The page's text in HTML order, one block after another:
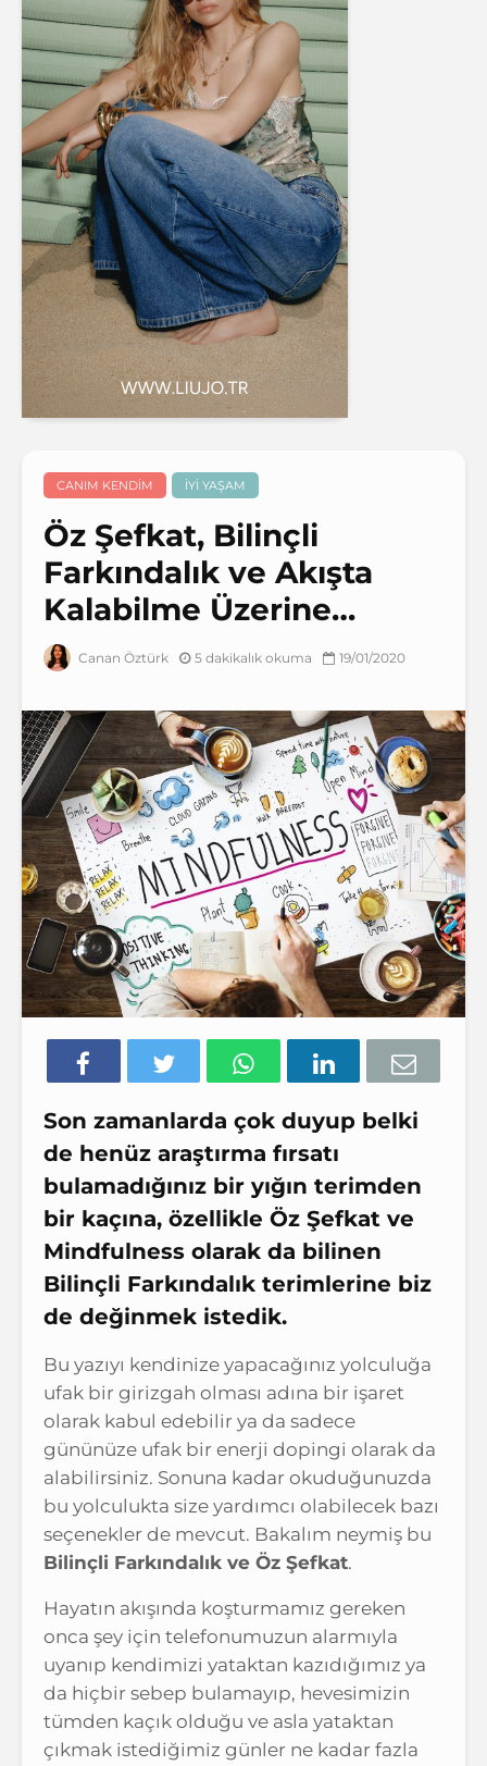
CANIM KENDIM İYI YAŞAM
Öz Şefkat, Bilinçli
Farkındalık ve Akışta
Kalabilme Üzerine…
Canan Öztürk 5 dakikalık okuma 19/01/2020
Son zamanlarda çok duyup belki
de henüz araştırma fırsatı
bulamadığınız bir yığın terimden
bir kaçına, özellikle Öz Şefkat ve
Mindfulness olarak da bilinen
Bilinçli Farkındalık terimlerine biz
de değinmek istedik.
Bu yazıyı kendinize yapacağınız yolculuğa
ufak bir girizgah olması adına bir işaret
olarak kabul edebilir ya da sadece
gününüze ufak bir enerji dopingi olarak da
alabilirsiniz. Sonuna kadar okuduğunuzda
bu yolculukta size yardımcı olabilecek bazı
seçenekler de mevcut. Bakalım neymiş bu
Bilinçli Farkındalık ve Öz Şefkat.
Hayatın akışında koşturmamız gereken
onca şey için telefonumuzun alarmıyla
uyanıp kendimizi yataktan kazıdığımız ya
da hiçbir sebep bulamayıp, hevesimizin
tümden kaçık olduğu ve asla yataktan
çıkmak istediğimiz günler ne kadar fazla